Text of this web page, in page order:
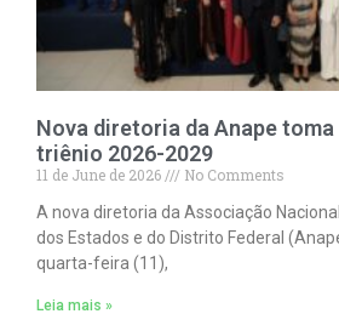
Nova diretoria da Anape
triênio 2026-2029
11 de June de 2026
No Comments
A nova diretoria da Associação
dos Estados e do Distrito Federal
quarta-feira (11),
Leia mais »